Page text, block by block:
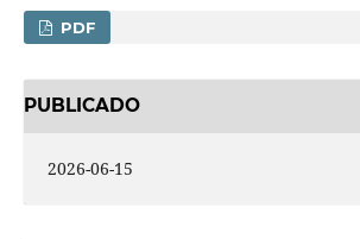
PDF
PUBLICADO
2026-06-15